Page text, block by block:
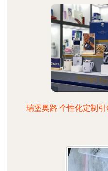
瑞堡奥路 个性化定制